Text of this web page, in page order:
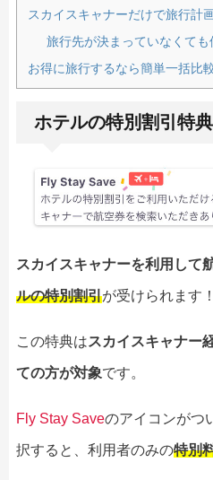
スカイスキャナーだけで旅行計
旅行先が決まっていなくても
お得に旅行するなら簡単一括比較
ホテルの特別割引特典
スカイスキャナーを利用して
ルの特別割引が受けられます！
この特典はスカイスキャナー
ての方が対象です。
Fly Stay Saveのアイコンがつ
択すると、利用者のみの特別